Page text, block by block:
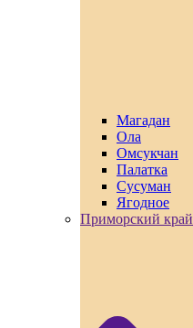
Магадан
Ола
Омсукчан
Палатка
Сусуман
Ягодное
Приморский край